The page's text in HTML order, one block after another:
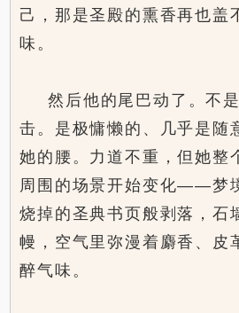
己，那是圣殿的熏香再也盖
味。
然后他的尾巴动了。不
击。是极慵懒的、几乎是随
她的腰。力道不重，但她整
周围的场景开始变化——梦
烧掉的圣典书页般剥落，石
幔，空气里弥漫着麝香、皮
醉气味。